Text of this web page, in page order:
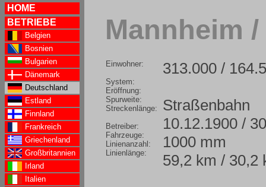
HOME
BETRIEBE
Belgien
Bosnien
Bulgarien
Dänemark
Deutschland
Estland
Finnland
Frankreich
Griechenland
Großbritannien
Irland
Italien
Mannheim
Einwohner:
System:
Eröffnung:
Spurweite:
Streckenlänge:
Betreiber:
Fahrzeuge:
Linienanzahl:
Linienlänge:
313.000 /
Straßenbahn
10.12.1900 /
1000 mm
59,2 km / 30,2